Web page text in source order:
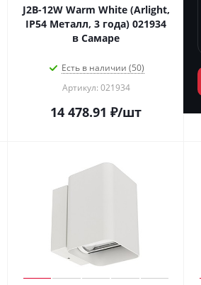
J2B-12W Warm White (Arlight,
IP54 Металл, 3 года) 021934
в Самаре
Есть в наличии (50)
Артикул: 021934
14 478.91 ₽/шт